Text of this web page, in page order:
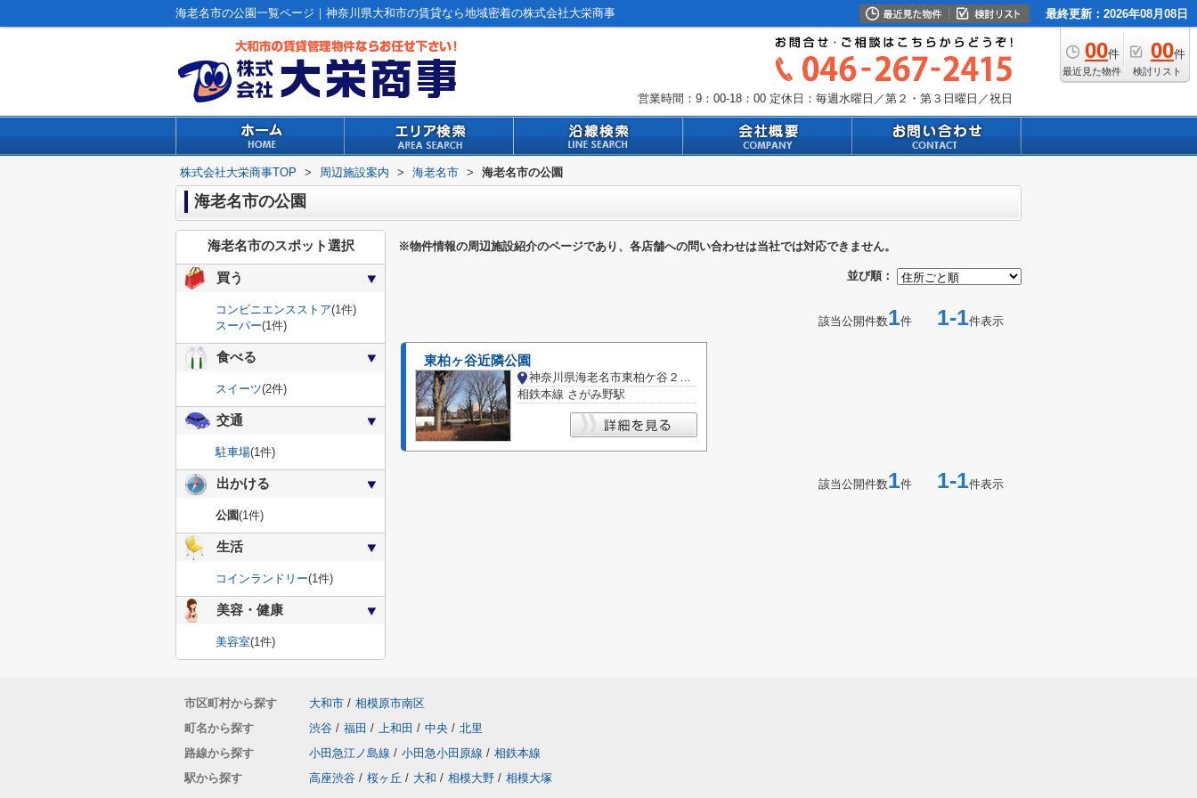
海老名市の公園一覧ページ｜神奈川県大和市の賃貸なら地域密着の株式会社大栄商事 最終更新：2026年08月08日
00件
最近見た物件
00件
検討リスト
営業時間：9：00-18：00 定休日：毎週水曜日／第２・第３日曜日／祝日
株式会社大栄商事TOP > 周辺施設案内 > 海老名市 > 海老名市の公園
海老名市の公園
※物件情報の周辺施設紹介のページであり、各店舗への問い合わせは当社では対応できません。
並び順：
該当公開件数1件 1-1件表示
東柏ヶ谷近隣公園
神奈川県海老名市東柏ケ谷２丁目
相鉄本線 さがみ野駅
該当公開件数1件 1-1件表示
海老名市のスポット選択
買う
コンビニエンスストア(1件)
スーパー(1件)
食べる
スイーツ(2件)
交通
駐車場(1件)
出かける
公園(1件)
生活
コインランドリー(1件)
美容・健康
美容室(1件)
市区町村から探す 大和市 / 相模原市南区
町名から探す
渋谷 / 福田 / 上和田 / 中央 / 北里
路線から探す
小田急江ノ島線 / 小田急小田原線 / 相鉄本線
駅から探す
高座渋谷 / 桜ヶ丘 / 大和 / 相模大野 / 相模大塚